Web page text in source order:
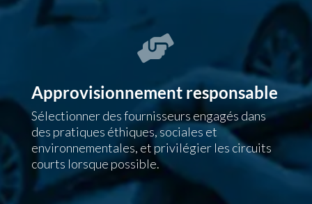

Approvisionnement responsable
Sélectionner des fournisseurs engagés dans
des pratiques éthiques, sociales et
environnementales, et privilégier les circuits
courts lorsque possible.